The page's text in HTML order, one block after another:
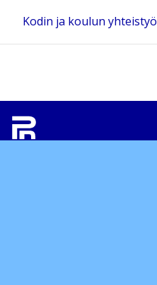
Kodin ja koulun yhteistyö